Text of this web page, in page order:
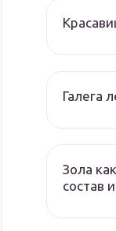
Галега
Зола
состав